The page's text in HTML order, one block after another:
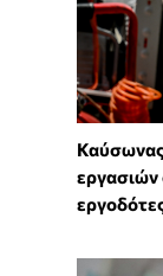
εργασιών